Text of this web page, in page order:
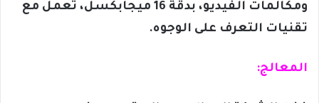
ومكالمات الفيديو، بدقة 16 ميجابكسل، تعمل مع
تقنيات التعرف على الوجوه.
المعالج: